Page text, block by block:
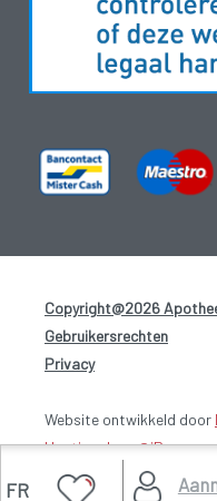
FR
Copyright@2026
Gebruikersrechten
Privacy-
Website ontwikkeld door
Hosting door @iPower